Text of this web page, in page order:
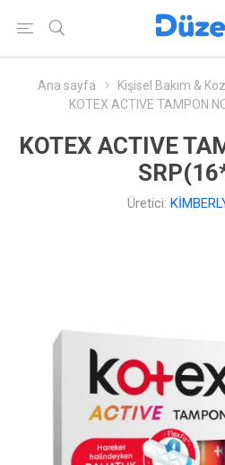
Ana sayfa Kişisel Bakım &
KOTEX ACTIVE TAMPON
KOTEX ACTIVE
Üretici: